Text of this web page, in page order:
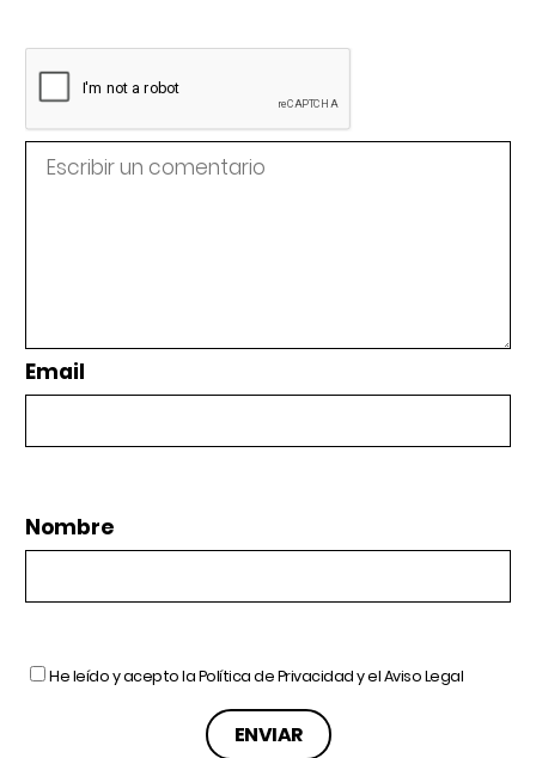
Email
Nombre
He leído y acepto laPolítica de Privacidady elAviso Legal